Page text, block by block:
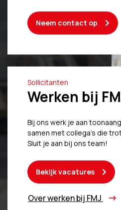
Neem contact op
Sollicitanten
Werken bij
Bij ons werk je aan
samen met collega’s die
Sluit je aan bij ons team!
Bekijk vacatures
Over werken bij FMJ